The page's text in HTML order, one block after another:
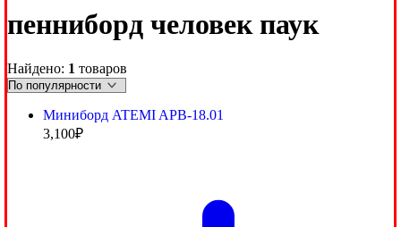
пенниборд человек паук
Найдено: 1 товаров
Миниборд ATEMI APB-18.01
3,100₽